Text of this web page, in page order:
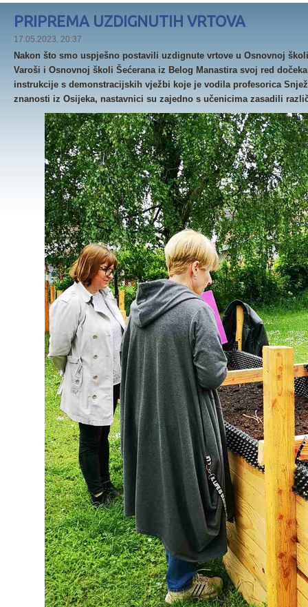
PRIPREMA UZDIGNUTIH VRTOVA
17.05.2023. 20:37
Nakon što smo uspješno postavili uzdignute vrtove u Osnovnoj
Varoši i Osnovnoj školi Šećerana iz Belog Manastira svoj red
instrukcije s demonstracijskih vježbi koje je vodila profesorica
znanosti iz Osijeka, nastavnici su zajedno s učenicima zasadili